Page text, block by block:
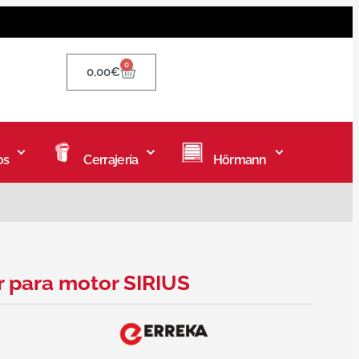
0,00€ 0
Cerrajería Hörmann
motor SIRIUS